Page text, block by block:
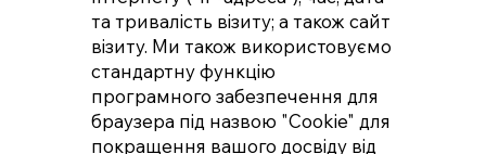
та тривалість візиту; а також сайт
візиту. Ми також використовуємо
стандартну функцію
програмного забезпечення для
браузера під назвою "Cookie" для
покращення вашого досвіду від